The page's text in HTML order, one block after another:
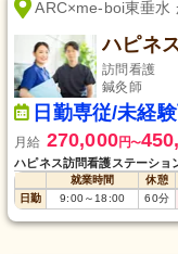
ARC×me-boi東垂水
ハピネ
訪問看護
鍼灸師
日勤専従/未経
月給 270,000円〜
ハピネス訪問看護ステーショ
就業時間 休憩
日勤
9:00～18:00 60分